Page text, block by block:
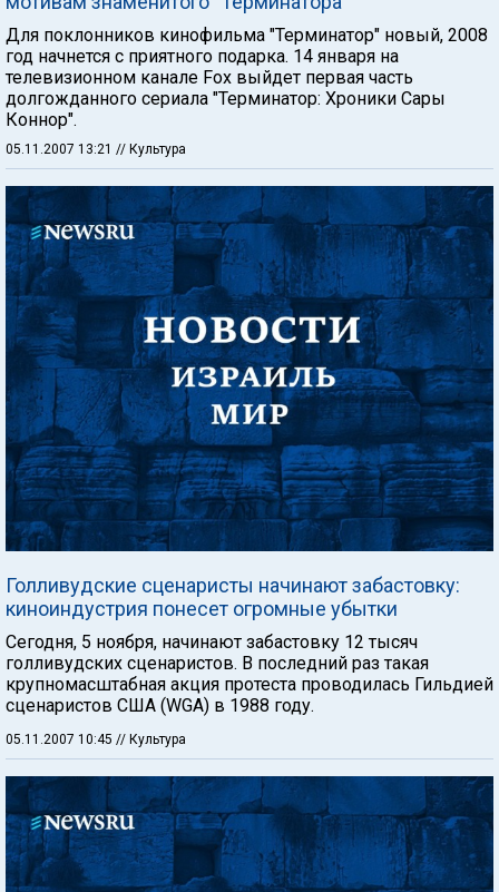
Для поклонников кинофильма "Терминатор" новый, 2008
год начнется с приятного подарка. 14 января на
телевизионном канале Fox выйдет первая часть
долгожданного сериала "Терминатор: Хроники Сары
Коннор".
05.11.2007 13:21 // Культура
Голливудские сценаристы начинают забастовку:
киноиндустрия понесет огромные убытки
Сегодня, 5 ноября, начинают забастовку 12 тысяч
голливудских сценаристов. В последний раз такая
крупномасштабная акция протеста проводилась Гильдией
сценаристов США (WGA) в 1988 году.
05.11.2007 10:45 // Культура